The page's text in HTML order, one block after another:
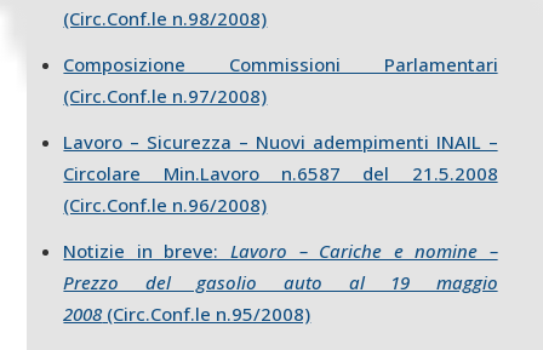
(Circ.Conf.le n.98/2008)
Composizione Commissioni Parlamentari
(Circ.Conf.le n.97/2008)
Lavoro – Sicurezza – Nuovi adempimenti INAIL –
Circolare Min.Lavoro n.6587 del 21.5.2008
(Circ.Conf.le n.96/2008)
Notizie in breve: Lavoro – Cariche e nomine –
Prezzo del gasolio auto al 19 maggio
2008 (Circ.Conf.le n.95/2008)